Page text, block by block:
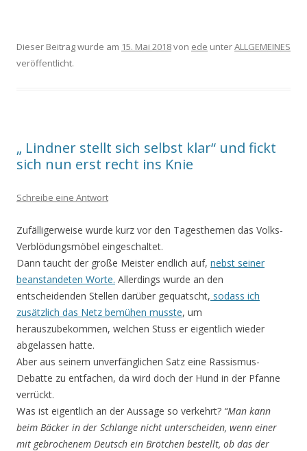
Dieser Beitrag wurde am 15. Mai 2018von ede unterALLGEMEINES
veröffentlicht.
„ Lindner stellt sich selbst klar“ und fickt
sich nun erst recht ins Knie
Schreibe eine Antwort
Zufälligerweise wurde kurz vor den Tagesthemen das Volks-
Verblödungsmöbel eingeschaltet.
Dann taucht der große Meister endlich auf, nebst seiner
beanstandeten Worte. Allerdings wurde an den
entscheidenden Stellen darüber gequatscht, sodass ich
zusätzlich das Netz bemühen musste, um
herauszubekommen, welchen Stuss er eigentlich wieder
abgelassen hatte.
Aber aus seinem unverfänglichen Satz eine Rassismus-
Debatte zu entfachen, da wird doch der Hund in der Pfanne
verrückt.
Was ist eigentlich an der Aussage so verkehrt? “Man kann
beim Bäcker in der Schlange nicht unterscheiden, wenn einer
mit gebrochenem Deutsch ein Brötchen bestellt, ob das der